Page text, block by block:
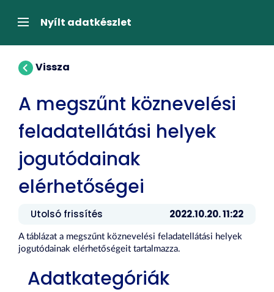
átugrásaNavigációNyílt adatkészlet
Vissza
A megszűnt köznevelési
feladatellátási helyek
jogutódainak
elérhetőségei
Utolsó frissítés 2022.10.20. 11:22
A táblázat a megszűnt köznevelési feladatellátási helyek
jogutódainak elérhetőségeit tartalmazza.
Adatkategóriák